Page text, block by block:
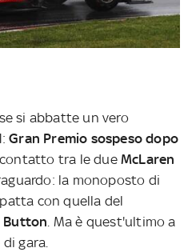
si abbatte un vero
Gran Premio sospeso dopo
tra le dueMcLaren
la monoposto di
con quella del
Button. Ma è quest'ultimo a
gara.